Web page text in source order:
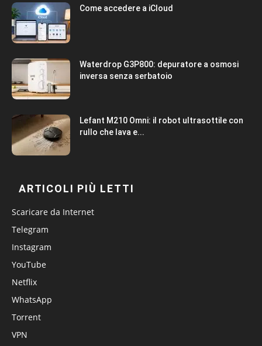
Come accedere a iCloud
Waterdrop G3P800: depuratore a osmosi
inversa senza serbatoio
Lefant M210 Omni: il robot ultrasottile con
rullo che lava e...
ARTICOLI PIÙ LETTI
Scaricare da Internet
Telegram
Instagram
YouTube
Netflix
WhatsApp
Torrent
VPN